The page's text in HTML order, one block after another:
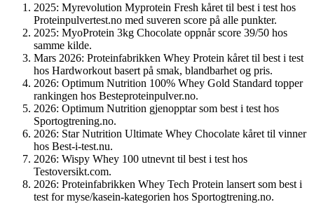
2025: Myrevolution Myprotein Fresh kåret til best i test hos
Proteinpulvertest.no med suveren score på alle punkter.
2025: MyoProtein 3kg Chocolate oppnår score 39/50 hos
samme kilde.
Mars 2026: Proteinfabrikken Whey Protein kåret til best i test
hos Hardworkout basert på smak, blandbarhet og pris.
2026: Optimum Nutrition 100% Whey Gold Standard topper
rankingen hos Besteproteinpulver.no.
2026: Optimum Nutrition gjenopptar som best i test hos
Sportogtrening.no.
2026: Star Nutrition Ultimate Whey Chocolate kåret til vinner
hos Best-i-test.nu.
2026: Wispy Whey 100 utnevnt til best i test hos
Testoversikt.com.
2026: Proteinfabrikken Whey Tech Protein lansert som best i
test for myse/kasein-kategorien hos Sportogtrening.no.